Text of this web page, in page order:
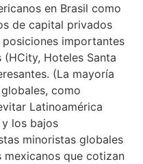
en Brasil como
de capital privados
importantes
(HCity, Hoteles Santa
(La mayoría
globales, como
Latinoamérica
los bajos
minoristas globales
que cotizan